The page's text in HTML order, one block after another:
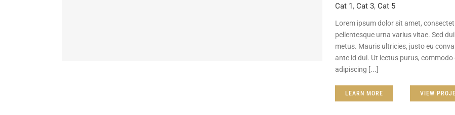
Cat 1, Cat 3, Cat 5
Lorem ipsum dolor sit amet,
pellentesque urna varius vitae. Sed
metus. Mauris ultricies, justo eu
ante id dui. Ut lectus purus,
adipiscing [...]
LEARN MORE VIEW